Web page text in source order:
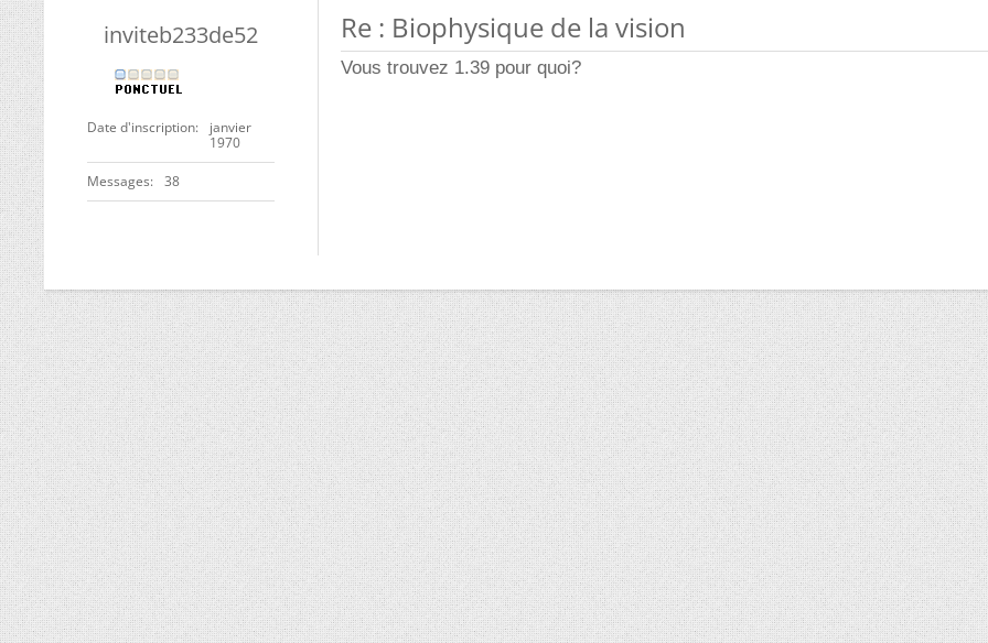
inviteb233de52
Date d'inscription
janvier
1970
Messages 38
Re : Biophysique de la vision
Vous trouvez 1.39 pour quoi?